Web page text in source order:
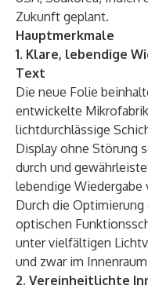
Zukunft geplant.
Hauptmerkmale
1. Klare, lebendige
Text
Die neue Folie
entwickelte
lichtdurchlässige
Display ohne Störung
durch und
lebendige Wiedergabe
Durch die
optischen
unter vielfältigen
und zwar im
2. Vereinheitlichte